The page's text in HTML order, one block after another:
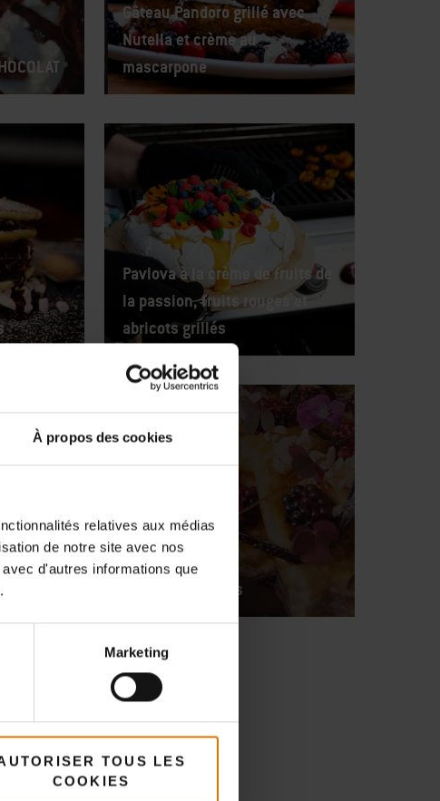
À propos des cookies
relatives aux médias
de notre site avec nos
d'autres informations que
Marketing
TOUS LES
COOKIES
Gâteau Pandoro grillé avec
Nutella et crème au
mascarpone
Pavlova à la crème de fruits de
la passion, fruits rouges et
abricots grillés
Crêpes culinaires
(